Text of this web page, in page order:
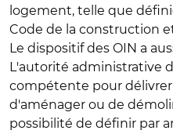
logement, telle que
Code de la construction
Le dispositif des OIN a
L'autorité administrative
compétente pour
d'aménager ou de
possibilité de définir par